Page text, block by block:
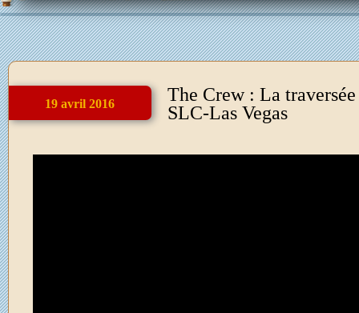
19 avril 2016
The Crew : La
SLC-Las Vegas